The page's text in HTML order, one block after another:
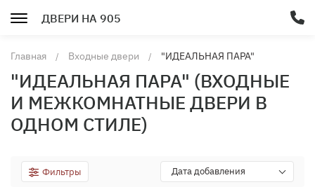
ДВЕРИ НА 905
Главная Входные двери
"ИДЕАЛЬНАЯ ПАРА"
двери в одном стиле)
"ИДЕАЛЬНАЯ ПАРА" (ВХОДНЫЕ
И МЕЖКОМНАТНЫЕ ДВЕРИ В
ОДНОМ СТИЛЕ)
Фильтры Дата добавления